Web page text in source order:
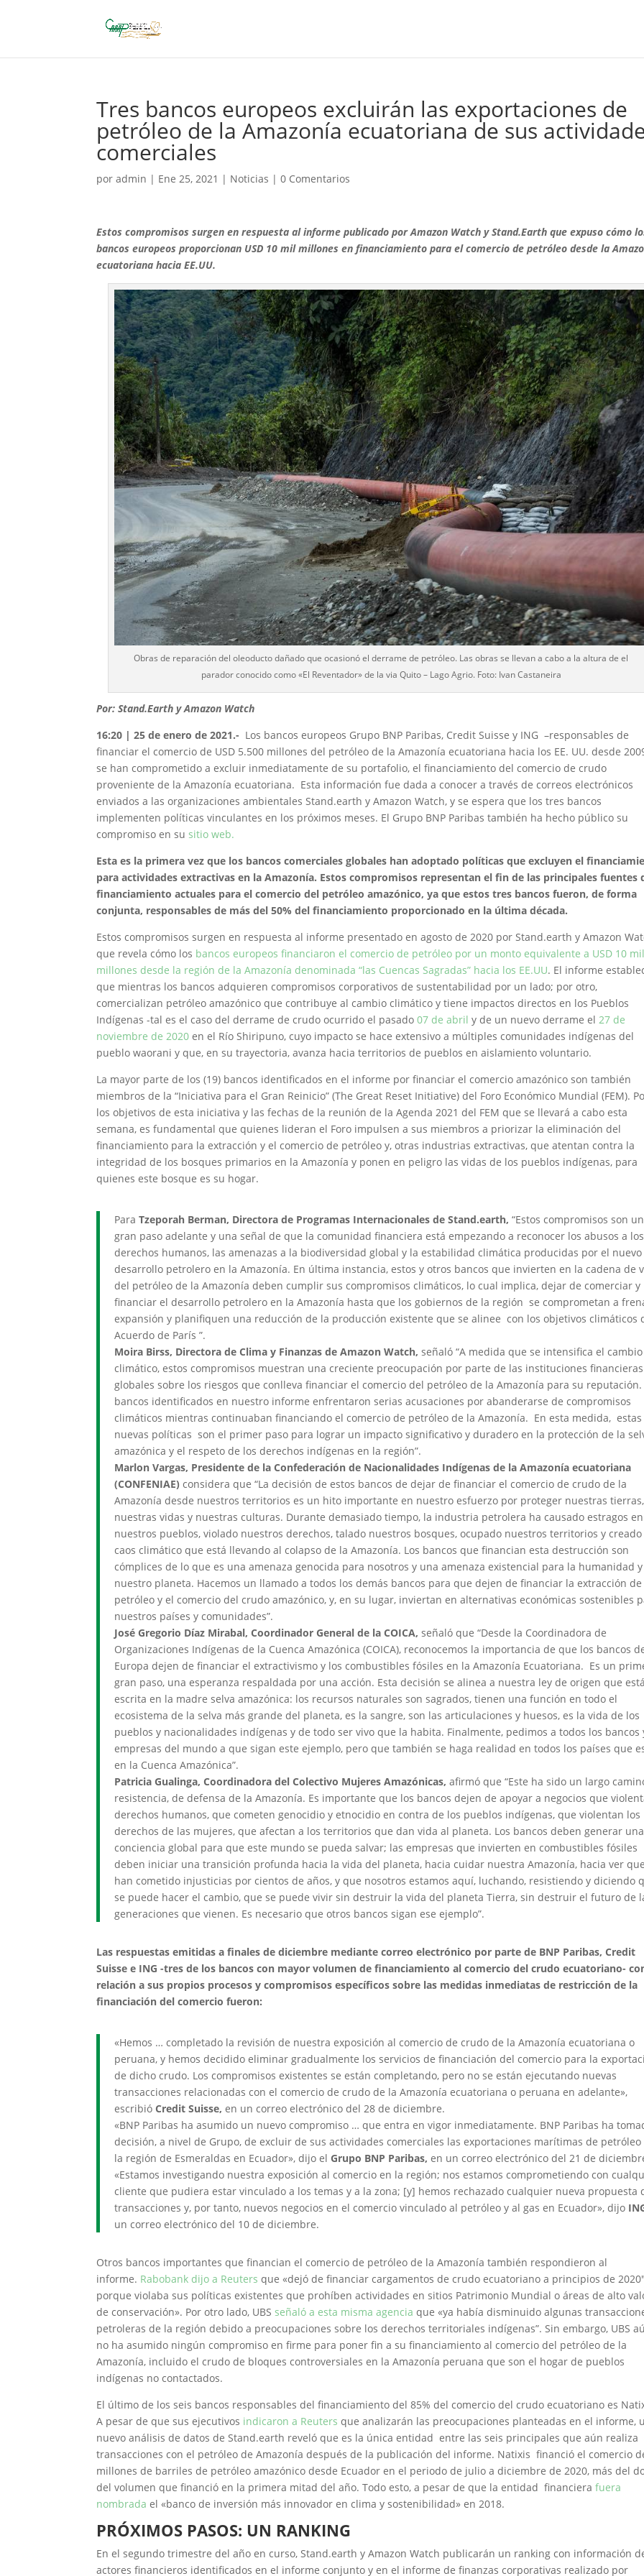
Tres bancos europeos excluirán las exportaciones de
petróleo de la Amazonía ecuatoriana de sus
comerciales
poradmin | Ene 25, 2021 | Noticias |0 Comentarios
Estos compromisos surgen en respuesta al informe publicado por Amazon Watch y Stand.Earth que expuso cómo
bancos europeos proporcionan USD 10 mil millones en financiamiento para el comercio de petróleo desde la
ecuatoriana hacia EE.UU.
Obras de reparación del oleoducto dañado que ocasionó el derrame de petróleo. Las obras se llevan a cabo a la altura de el
parador conocido como «El Reventador» de la via Quito – Lago Agrio. Foto: Ivan Castaneira
Por: Stand.Earth y Amazon Watch
16:20 | 25 de enero de 2021.- Los bancos europeos Grupo BNP Paribas, Credit Suisse y ING –responsables de
financiar el comercio de USD 5.500 millones del petróleo de la Amazonía ecuatoriana hacia los EE. UU. desde
se han comprometido a excluir inmediatamente de su portafolio, el financiamiento del comercio de crudo
proveniente de la Amazonía ecuatoriana. Esta información fue dada a conocer a través de correos electrónicos
enviados a las organizaciones ambientales Stand.earth y Amazon Watch, y se espera que los tres bancos
implementen políticas vinculantes en los próximos meses. El Grupo BNP Paribas también ha hecho público su
compromiso en su sitio web.
Esta es la primera vez que los bancos comerciales globales han adoptado políticas que excluyen el
para actividades extractivas en la Amazonía. Estos compromisos representan el fin de las principales fuentes
financiamiento actuales para el comercio del petróleo amazónico, ya que estos tres bancos fueron, de forma
conjunta, responsables de más del 50% del financiamiento proporcionado en la última década.
Estos compromisos surgen en respuesta al informe presentado en agosto de 2020 por Stand.earth y Amazon
que revela cómo los bancos europeos financiaron el comercio de petróleo por un monto equivalente a USD 10 mil
millones desde la región de la Amazonía denominada “las Cuencas Sagradas” hacia los EE.UU. El informe
que mientras los bancos adquieren compromisos corporativos de sustentabilidad por un lado; por otro,
comercializan petróleo amazónico que contribuye al cambio climático y tiene impactos directos en los Pueblos
Indígenas -tal es el caso del derrame de crudo ocurrido el pasado07 de abril y de un nuevo derrame el 27 de
noviembre de 2020en el Río Shiripuno, cuyo impacto se hace extensivo a múltiples comunidades indígenas del
pueblo waorani y que, en su trayectoria, avanza hacia territorios de pueblos en aislamiento voluntario.
La mayor parte de los (19) bancos identificados en el informe por financiar el comercio amazónico son también
miembros de la “Iniciativa para el Gran Reinicio” (The Great Reset Initiative) del Foro Económico Mundial (FEM).
los objetivos de esta iniciativa y las fechas de la reunión de la Agenda 2021 del FEM que se llevará a cabo esta
semana, es fundamental que quienes lideran el Foro impulsen a sus miembros a priorizar la eliminación del
financiamiento para la extracción y el comercio de petróleo y, otras industrias extractivas, que atentan contra la
integridad de los bosques primarios en la Amazonía y ponen en peligro las vidas de los pueblos indígenas, para
quienes este bosque es su hogar.
ParaTzeporah Berman, Directora de Programas Internacionales de Stand.earth, “Estos compromisos son un
gran paso adelante y una señal de que la comunidad financiera está empezando a reconocer los abusos a los
derechos humanos, las amenazas a la biodiversidad global y la estabilidad climática producidas por el nuevo
desarrollo petrolero en la Amazonía. En última instancia, estos y otros bancos que invierten en la cadena de
del petróleo de la Amazonía deben cumplir sus compromisos climáticos, lo cual implica, dejar de comerciar y
financiar el desarrollo petrolero en la Amazonía hasta que los gobiernos de la región se comprometan a
expansión y planifiquen una reducción de la producción existente que se alinee con los objetivos climáticos
Acuerdo de París ”.
Moira Birss, Directora de Clima y Finanzas de Amazon Watch, señaló “A medida que se intensifica el cambio
climático, estos compromisos muestran una creciente preocupación por parte de las instituciones financieras
globales sobre los riesgos que conlleva financiar el comercio del petróleo de la Amazonía para su reputación.
bancos identificados en nuestro informe enfrentaron serias acusaciones por abanderarse de compromisos
climáticos mientras continuaban financiando el comercio de petróleo de la Amazonía. En esta medida, estas
nuevas políticas son el primer paso para lograr un impacto significativo y duradero en la protección de la
amazónica y el respeto de los derechos indígenas en la región”.
Marlon Vargas, Presidente de la Confederación de Nacionalidades Indígenas de la Amazonía ecuatoriana
(CONFENIAE)considera que “La decisión de estos bancos de dejar de financiar el comercio de crudo de la
Amazonía desde nuestros territorios es un hito importante en nuestro esfuerzo por proteger nuestras tierras,
nuestras vidas y nuestras culturas. Durante demasiado tiempo, la industria petrolera ha causado estragos en
nuestros pueblos, violado nuestros derechos, talado nuestros bosques, ocupado nuestros territorios y
caos climático que está llevando al colapso de la Amazonía. Los bancos que financian esta destrucción son
cómplices de lo que es una amenaza genocida para nosotros y una amenaza existencial para la humanidad y
nuestro planeta. Hacemos un llamado a todos los demás bancos para que dejen de financiar la extracción de
petróleo y el comercio del crudo amazónico, y, en su lugar, inviertan en alternativas económicas sostenibles
nuestros países y comunidades”.
José Gregorio Díaz Mirabal, Coordinador General de la COICA,señaló que “Desde la Coordinadora de
Organizaciones Indígenas de la Cuenca Amazónica (COICA), reconocemos la importancia de que los bancos
Europa dejen de financiar el extractivismo y los combustibles fósiles en la Amazonía Ecuatoriana. Es un
gran paso, una esperanza respaldada por una acción. Esta decisión se alinea a nuestra ley de origen que está
escrita en la madre selva amazónica: los recursos naturales son sagrados, tienen una función en todo el
ecosistema de la selva más grande del planeta, es la sangre, son las articulaciones y huesos, es la vida de los
pueblos y nacionalidades indígenas y de todo ser vivo que la habita. Finalmente, pedimos a todos los bancos
empresas del mundo a que sigan este ejemplo, pero que también se haga realidad en todos los países que
en la Cuenca Amazónica”.
Patricia Gualinga, Coordinadora del Colectivo Mujeres Amazónicas, afirmó que “Este ha sido un largo
resistencia, de defensa de la Amazonía. Es importante que los bancos dejen de apoyar a negocios que
derechos humanos, que cometen genocidio y etnocidio en contra de los pueblos indígenas, que violentan los
derechos de las mujeres, que afectan a los territorios que dan vida al planeta. Los bancos deben generar una
conciencia global para que este mundo se pueda salvar; las empresas que invierten en combustibles fósiles
deben iniciar una transición profunda hacia la vida del planeta, hacia cuidar nuestra Amazonía, hacia ver
han cometido injusticias por cientos de años, y que nosotros estamos aquí, luchando, resistiendo y diciendo
se puede hacer el cambio, que se puede vivir sin destruir la vida del planeta Tierra, sin destruir el futuro de
generaciones que vienen. Es necesario que otros bancos sigan ese ejemplo”.
Las respuestas emitidas a finales de diciembre mediante correo electrónico por parte de BNP Paribas, Credit
Suisse e ING -tres de los bancos con mayor volumen de financiamiento al comercio del crudo ecuatoriano-
relación a sus propios procesos y compromisos específicos sobre las medidas inmediatas de restricción de la
financiación del comercio fueron:
«Hemos … completado la revisión de nuestra exposición al comercio de crudo de la Amazonía ecuatoriana o
peruana, y hemos decidido eliminar gradualmente los servicios de financiación del comercio para la
de dicho crudo. Los compromisos existentes se están completando, pero no se están ejecutando nuevas
transacciones relacionadas con el comercio de crudo de la Amazonía ecuatoriana o peruana en adelante»,
escribióCredit Suisse,en un correo electrónico del 28 de diciembre.
«BNP Paribas ha asumido un nuevo compromiso … que entra en vigor inmediatamente. BNP Paribas ha
decisión, a nivel de Grupo, de excluir de sus actividades comerciales las exportaciones marítimas de petróleo
la región de Esmeraldas en Ecuador», dijo elGrupo BNP Paribas, en un correo electrónico del 21 de
«Estamos investigando nuestra exposición al comercio en la región; nos estamos comprometiendo con
cliente que pudiera estar vinculado a los temas y a la zona; [y] hemos rechazado cualquier nueva propuesta
transacciones y, por tanto, nuevos negocios en el comercio vinculado al petróleo y al gas en Ecuador», dijo
un correo electrónico del 10 de diciembre.
Otros bancos importantes que financian el comercio de petróleo de la Amazonía también respondieron al
informe. Rabobank dijo a Reuters que «dejó de financiar cargamentos de crudo ecuatoriano a principios de
porque violaba sus políticas existentes que prohíben actividades en sitios Patrimonio Mundial o áreas de alto
de conservación». Por otro lado, UBS señaló a esta misma agencia que «ya había disminuido algunas
petroleras de la región debido a preocupaciones sobre los derechos territoriales indígenas”. Sin embargo, UBS
no ha asumido ningún compromiso en firme para poner fin a su financiamiento al comercio del petróleo de la
Amazonía, incluido el crudo de bloques controversiales en la Amazonía peruana que son el hogar de pueblos
indígenas no contactados.
El último de los seis bancos responsables del financiamiento del 85% del comercio del crudo ecuatoriano es
A pesar de que sus ejecutivos indicaron a Reuters que analizarán las preocupaciones planteadas en el informe,
nuevo análisis de datos de Stand.earth reveló que es la única entidad entre las seis principales que aún realiza
transacciones con el petróleo de Amazonía después de la publicación del informe. Natixis financió el comercio
millones de barriles de petróleo amazónico desde Ecuador en el periodo de julio a diciembre de 2020, más del
del volumen que financió en la primera mitad del año. Todo esto, a pesar de que la entidad financierafuera
nombrada el «banco de inversión más innovador en clima y sostenibilidad» en 2018.
PRÓXIMOS PASOS: UN RANKING
En el segundo trimestre del año en curso, Stand.earth y Amazon Watch publicarán un ranking con información
actores financieros identificados en el informe conjunto y en el informe de finanzas corporativas realizado por